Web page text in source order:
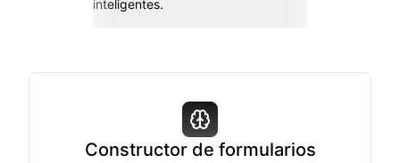
inteligentes.
Constructor de formularios